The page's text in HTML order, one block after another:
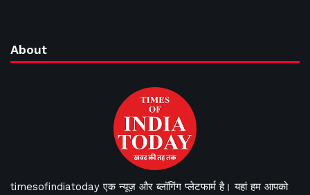
About
timesofindiatoday एक न्यूज़ और ब्लॉगिंग प्लेटफार्म है। यहां हम आपको